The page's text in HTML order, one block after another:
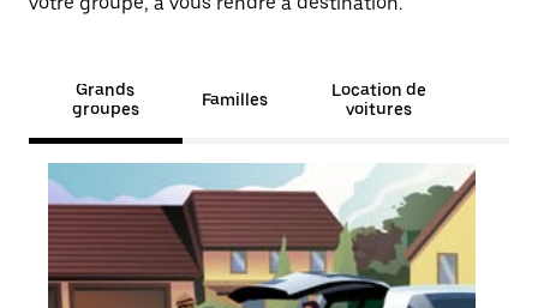
Grands
groupes
Familles
Location de
voitures